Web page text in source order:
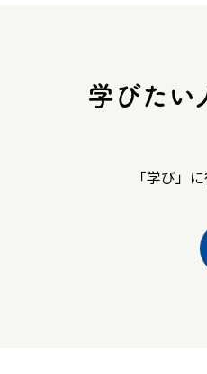
学びたい
「学び」